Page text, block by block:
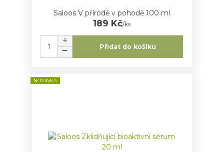
Saloos V přírodě v pohodě 100 ml
189 Kč/ks
Přidat do košíku
NOVINKA